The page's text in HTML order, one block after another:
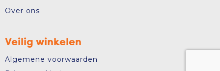
Over ons
Veilig winkelen
Algemene voorwaarden